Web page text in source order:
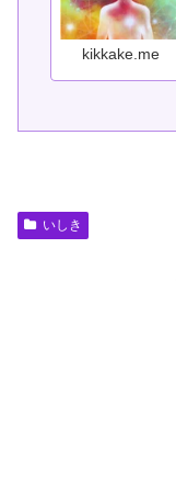
kikkake.me
いしき